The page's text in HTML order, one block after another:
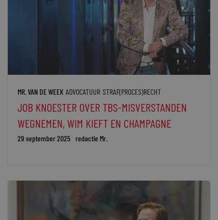
MR. VAN DE WEEK ADVOCATUUR STRAF(PROCES)RECHT
JOB KNOESTER OVER TBS-MISVERSTANDEN
WEGNEMEN, WIM KIEFT EN CHAMPAGNE
29 september 2025 redactie Mr.